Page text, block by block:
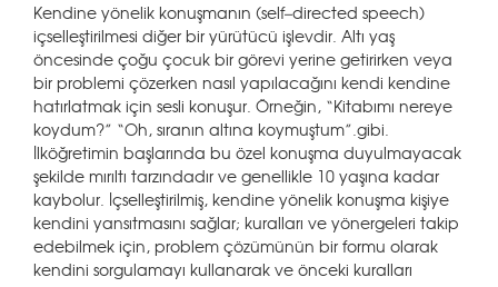
Kendine yönelik konuşmanın (self–directed speech)
içselleştirilmesi diğer bir yürütücü işlevdir. Altı yaş
öncesinde çoğu çocuk bir görevi yerine getirirken veya
bir problemi çözerken nasıl yapılacağını kendi kendine
hatırlatmak için sesli konuşur. Örneğin, “Kitabımı nereye
koydum?” “Oh, sıranın altına koymuştum”.gibi.
İlköğretimin başlarında bu özel konuşma duyulmayacak
şekilde mırıltı tarzındadır ve genellikle 10 yaşına kadar
kaybolur. İçselleştirilmiş, kendine yönelik konuşma kişiye
kendini yansıtmasını sağlar; kuralları ve yönergeleri takip
edebilmek için, problem çözümünün bir formu olarak
kendini sorgulamayı kullanarak ve önceki kuralları